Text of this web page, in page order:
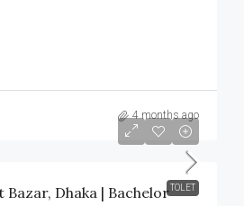
4 months ago
TOLET
Bazar, Dhaka | Bachelor